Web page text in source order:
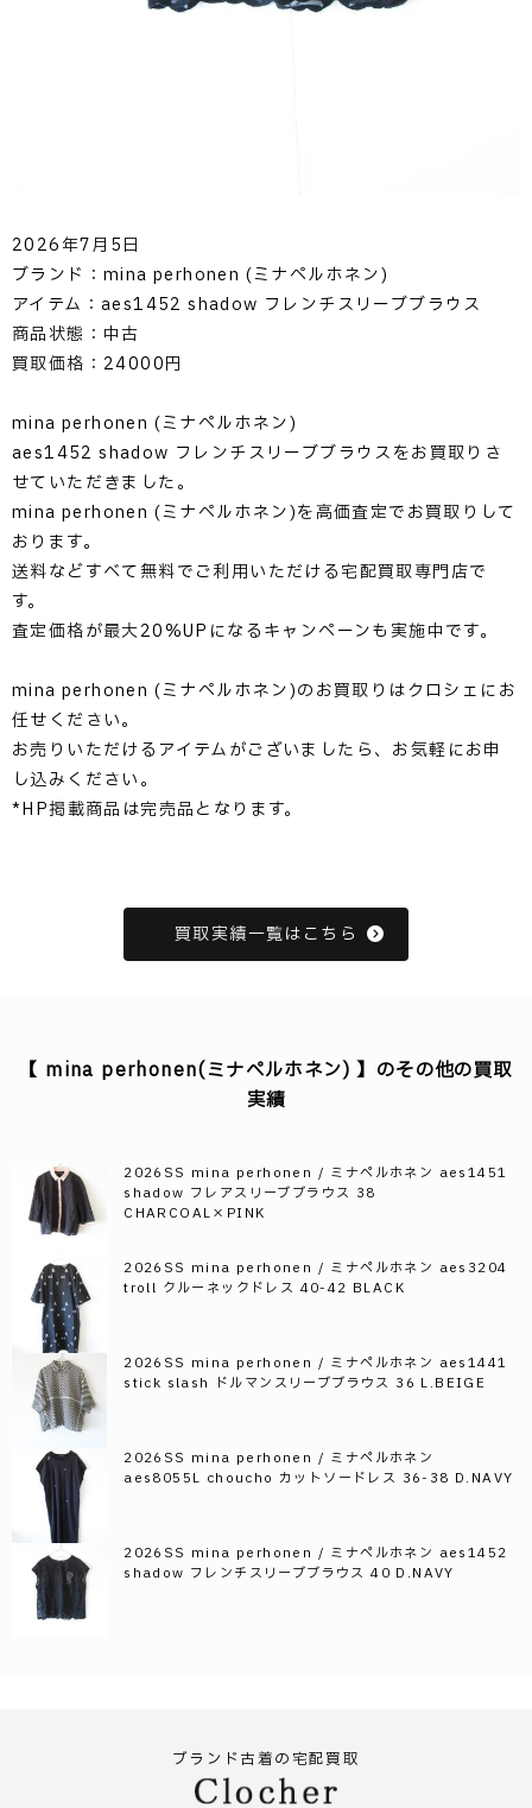
2026年7月5日
ブランド：mina perhonen (ミナペルホネン)
アイテム：aes1452 shadow フレンチスリーブブラウス
商品状態：中古
買取価格：24000円
mina perhonen (ミナペルホネン)
aes1452 shadow フレンチスリーブブラウスをお買取りさ
せていただきました。
mina perhonen (ミナペルホネン)を高価査定でお買取りして
おります。
送料などすべて無料でご利用いただける宅配買取専門店で
す。
査定価格が最大20%UPになるキャンペーンも実施中です。
mina perhonen (ミナペルホネン)のお買取りはクロシェにお
任せください。
お売りいただけるアイテムがございましたら、お気軽にお申
し込みください。
*HP掲載商品は完売品となります。
買取実績一覧はこちら
【 mina perhonen(ミナペルホネン) 】のその他の買取
実績
2026SS mina perhonen / ミナペルホネン aes1451
shadow フレアスリーブブラウス 38
CHARCOAL×PINK
2026SS mina perhonen / ミナペルホネン aes3204
troll クルーネックドレス 40-42 BLACK
2026SS mina perhonen / ミナペルホネン aes1441
stick slash ドルマンスリーブブラウス 36 L.BEIGE
2026SS mina perhonen / ミナペルホネン
aes8055L choucho カットソードレス 36-38 D.NAVY
2026SS mina perhonen / ミナペルホネン aes1452
shadow フレンチスリーブブラウス 40 D.NAVY
ブランド古着の宅配買取